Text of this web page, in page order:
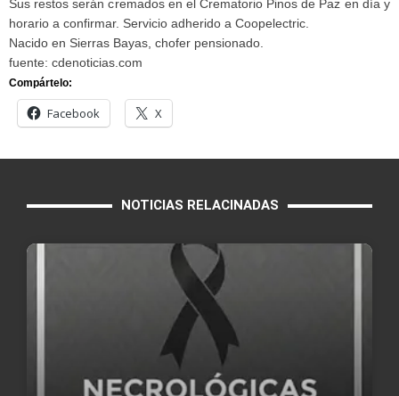
Sus restos serán cremados en el Crematorio Pinos de Paz en día y
horario a confirmar. Servicio adherido a Coopelectric.
Nacido en Sierras Bayas, chofer pensionado.
fuente: cdenoticias.com
Compártelo:
Facebook X
NOTICIAS RELACINADAS